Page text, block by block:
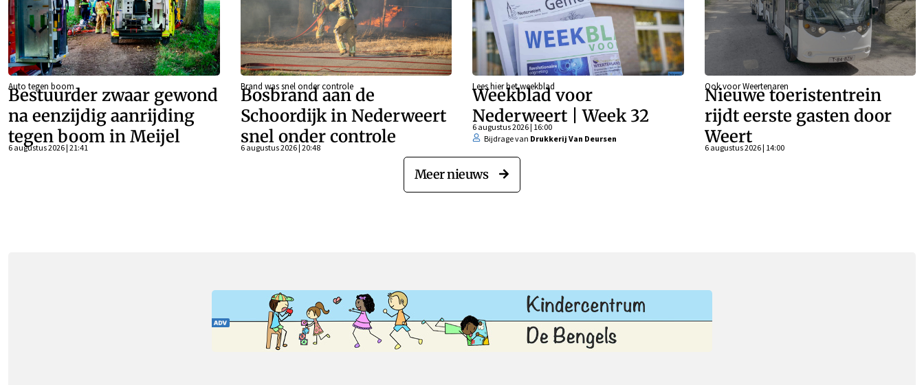
Auto tegen boom
Bestuurder zwaar gewond
na eenzijdig aanrijding
tegen boom in Meijel
6 augustus 2026 | 21:41
Brand was snel onder controle
Bosbrand aan de
Schoordijk in Nederweert
snel onder controle
6 augustus 2026 | 20:48
Lees hier het weekblad
Weekblad voor
Nederweert | Week 32
6 augustus 2026 | 16:00
Bijdrage van Drukkerij Van Deursen
Ook voor Weertenaren
Nieuwe toeristentrein
rijdt eerste gasten door
Weert
6 augustus 2026 | 14:00
Meer nieuws